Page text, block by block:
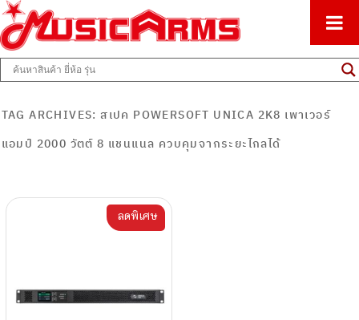
Music Arms
ศูนย์รวมครื่องดนตรีทุกชนิด ตั้งแต่เริ่มต้นถึงมืออาชีพ
TAG ARCHIVES: สเปค POWERSOFT UNICA 2K8 เพาเวอร์
แอมป์ 2000 วัตต์ 8 แชนแนล ควบคุมจากระยะไกลได้
ลดพิเศษ